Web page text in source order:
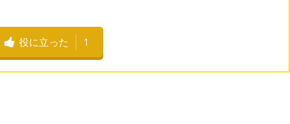
役に立った 1